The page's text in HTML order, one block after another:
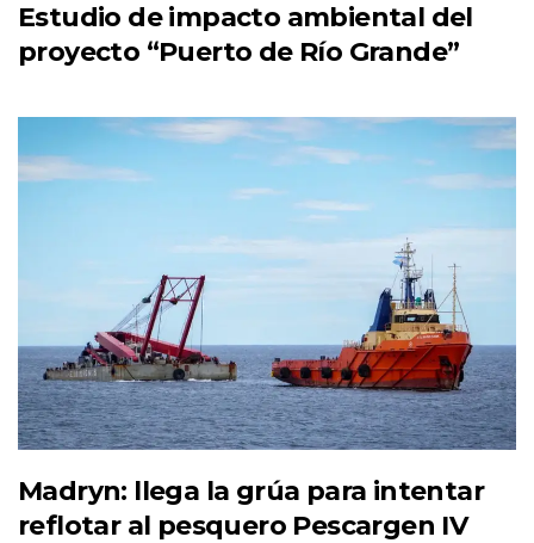
Estudio de impacto ambiental del
proyecto “Puerto de Río Grande”
Madryn: llega la grúa para intentar
reflotar al pesquero Pescargen IV